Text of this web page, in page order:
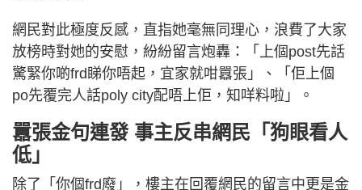
網民對此極度反感，直指她毫無同理心，浪費了大家
放榜時對她的安慰，紛紛留言炮轟：「上個post先話
驚緊你啲frd睇你唔起，宜家就咁囂張」、「佢上個
po先覆完人話poly city配唔上佢，知咩料啦」。
囂張金句連發 事主反串網民「狗眼看人
低」
除了「你個frd廢」，樓主在回覆網民的留言中更是金